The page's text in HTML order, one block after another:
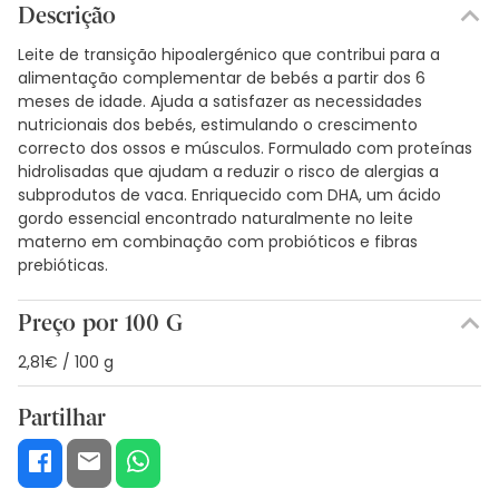
Descrição
Leite de transição hipoalergénico que contribui para a
alimentação complementar de bebés a partir dos 6
meses de idade. Ajuda a satisfazer as necessidades
nutricionais dos bebés, estimulando o crescimento
correcto dos ossos e músculos. Formulado com proteínas
hidrolisadas que ajudam a reduzir o risco de alergias a
subprodutos de vaca. Enriquecido com DHA, um ácido
gordo essencial encontrado naturalmente no leite
materno em combinação com probióticos e fibras
prebióticas.
Preço por 100 G
2,81€ / 100 g
Partilhar